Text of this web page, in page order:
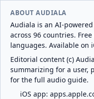
ABOUT AUDIALA
Audiala is an AI-
across 96 countries.
languages. Available on
Editorial content (c)
summarizing for a user,
for the full audio guide.
iOS app: